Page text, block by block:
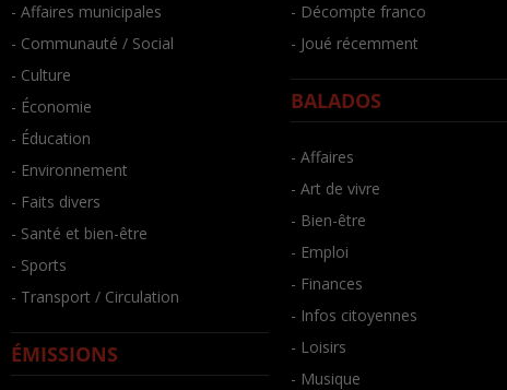
- Affaires municipales
- Communauté / Social
- Culture
- Économie
- Éducation
- Environnement
- Faits divers
- Santé et bien-être
- Sports
- Transport / Circulation
ÉMISSIONS
- Décompte franco
- Joué récemment
BALADOS
- Affaires
- Art de vivre
- Bien-être
- Emploi
- Finances
- Infos citoyennes
- Loisirs
- Musique